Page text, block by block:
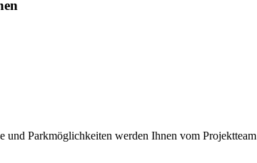
und Parkmöglichkeiten werden Ihnen vom